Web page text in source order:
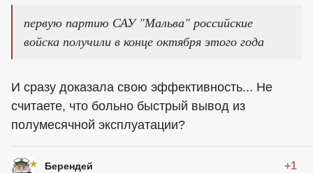
первую партию САУ "Мальва" российские
войска получили в конце октября этого года
И сразу доказала свою эффективность... Не
считаете, что больно быстрый вывод из
полумесячной эксплуатации?
Берендей +1